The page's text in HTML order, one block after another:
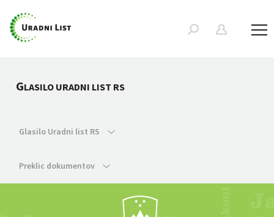
GLASILO URADNI LIST RS
Glasilo Uradni list RS
Preklic dokumentov